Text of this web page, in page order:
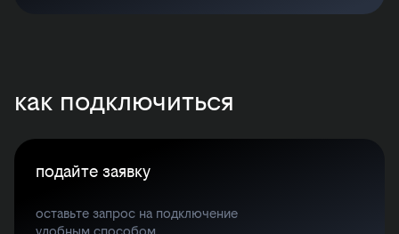
как подключиться
подайте заявку
оставьте запрос на подключение